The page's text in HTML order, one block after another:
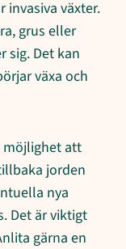
invasiva växter.
grus eller
sig. Det kan
växa och
möjlighet att
jorden
nya
Det är viktigt
gärna en